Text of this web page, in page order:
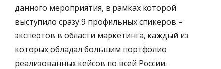
данного мероприятия, в рамках которой
выступило сразу 9 профильных спикеров –
экспертов в области маркетинга, каждый из
которых обладал большим портфолио
реализованных кейсов по всей России.